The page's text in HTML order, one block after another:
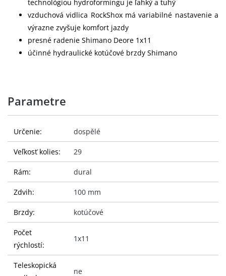
technológiou hydroformingu je ľahký a tuhý
vzduchová vidlica RockShox má variabilné nastavenie a
výrazne zvyšuje komfort jazdy
presné radenie Shimano Deore 1x11
účinné hydraulické kotúčové brzdy Shimano
Parametre
Určenie: dospělé
Veľkosť kolies: 29
Rám: dural
Zdvih: 100 mm
Brzdy: kotúčové
Počet
rýchlostí:
1x11
Teleskopická
ne